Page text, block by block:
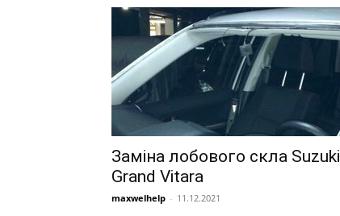
Заміна лобового скла Suzuki
Grand Vitara
maxwelhelp - 11.12.2021